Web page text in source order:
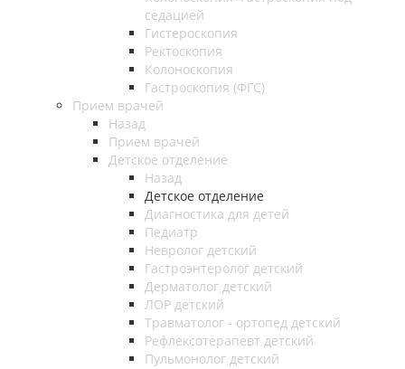
седацией
Гистероскопия
Ректоскопия
Колоноскопия
Гастроскопия (ФГС)
Прием врачей
Назад
Прием врачей
Детское отделение
Назад
Детское отделение
Диагностика для детей
Педиатр
Невролог детский
Гастроэнтеролог детский
Дерматолог детский
ЛОР детский
Травматолог - ортопед детский
Рефлексотерапевт детский
Пульмонолог детский